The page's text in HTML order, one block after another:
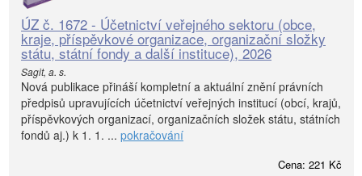
ÚZ č. 1672 - Účetnictví veřejného sektoru (obce,
kraje, příspěvkové organizace, organizační složky
státu, státní fondy a další instituce), 2026
Sagit, a. s.
Nová publikace přináší kompletní a aktuální znění právních
předpisů upravujících účetnictví veřejných institucí (obcí, krajů,
příspěvkových organizací, organizačních složek státu, státních
fondů aj.) k 1. 1. ... pokračování
Cena: 221 Kč